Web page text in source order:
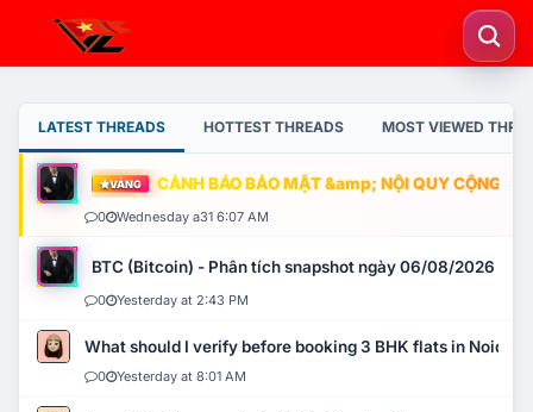
LATEST THREADS HOTTEST THREADS MOST VIEWED
VÀNG CẢNH BÁO BẢO MẬT &amp; NỘI QUY CỘNG
0 Wednesday a31 6:07 AM
BTC (Bitcoin) - Phân tích snapshot ngày 06/08/2026
0 Yesterday at 2:43 PM
What should I verify before booking 3 BHK flats in Noida?
0 Yesterday at 8:01 AM